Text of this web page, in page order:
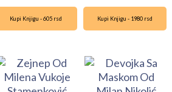
Kupi Knjigu - 605 rsd Kupi Knjigu - 1980 rsd